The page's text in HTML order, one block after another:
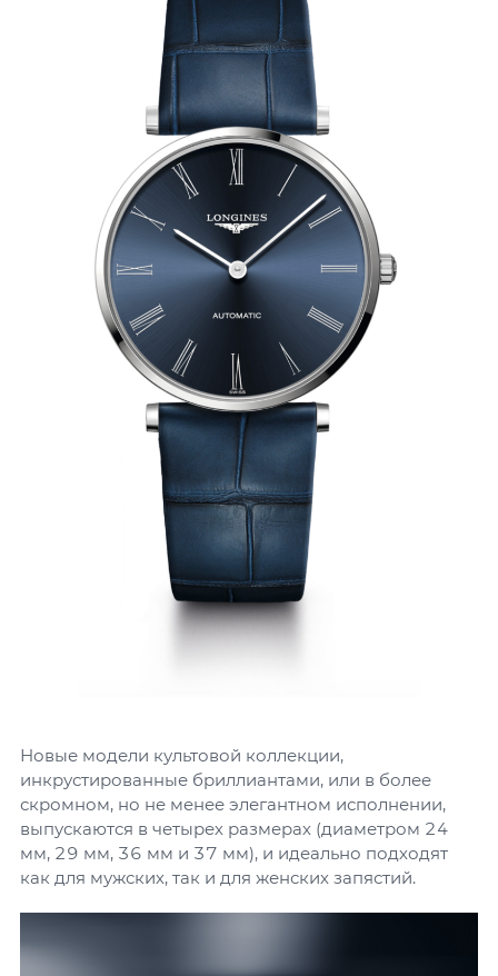
Новые модели культовой коллекции,
инкрустированные бриллиантами, или в более
скромном, но не менее элегантном исполнении,
выпускаются в четырех размерах (диаметром 24
мм, 29 мм, 36 мм и 37 мм), и идеально подходят
как для мужских, так и для женских запястий.